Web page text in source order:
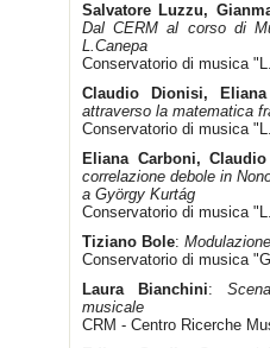
Salvatore Luzzu,
Dal CERM al corso di
L.Canepa
Conservatorio di musica
Claudio Dionisi,
attraverso la matematica
Conservatorio di musica
Eliana Carboni,
correlazione debole in
a György Kurtág
Conservatorio di musica
Tiziano Bole:
Conservatorio di musica
Laura Bianchini:
musicale
CRM - Centro Ricerche